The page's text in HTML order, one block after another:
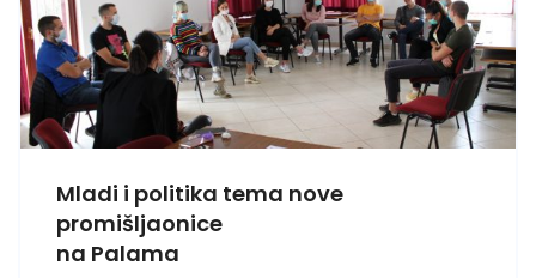
Mladi i politika tema nove
promišljaonice
na Palama